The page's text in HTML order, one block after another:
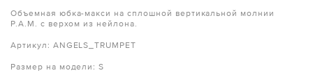
Объемная юбка-макси на сплошной вертикальной молнии
P.A.M. с верхом из нейлона.
Артикул: ANGELS_TRUMPET
Размер на модели: S